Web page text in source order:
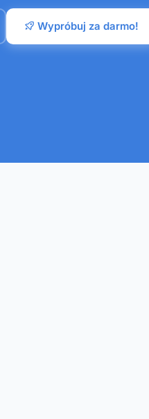
Wypróbuj za darmo!